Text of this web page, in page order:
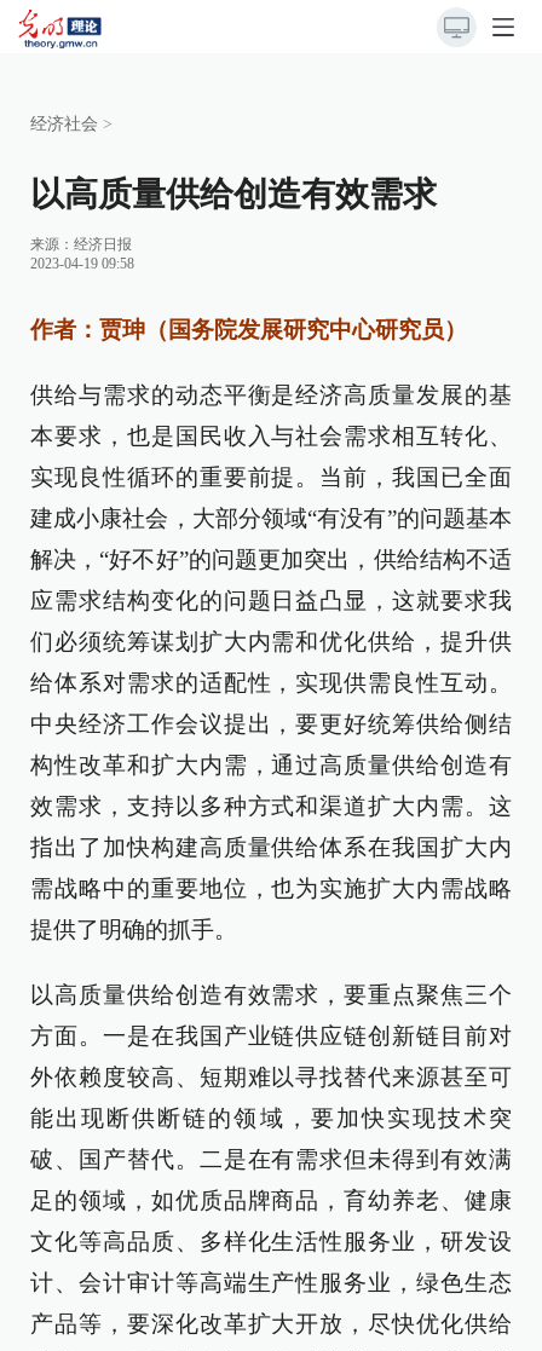
经济社会 >
以高质量供给创造有效需求
来源： 经济日报
2023-04-19 09:58
作者：贾珅（国务院发展研究中心研究员）
供给与需求的动态平衡是经济高质量发展的基
本要求，也是国民收入与社会需求相互转化、
实现良性循环的重要前提。当前，我国已全面
建成小康社会，大部分领域“有没有”的问题基本
解决，“好不好”的问题更加突出，供给结构不适
应需求结构变化的问题日益凸显，这就要求我
们必须统筹谋划扩大内需和优化供给，提升供
给体系对需求的适配性，实现供需良性互动。
中央经济工作会议提出，要更好统筹供给侧结
构性改革和扩大内需，通过高质量供给创造有
效需求，支持以多种方式和渠道扩大内需。这
指出了加快构建高质量供给体系在我国扩大内
需战略中的重要地位，也为实施扩大内需战略
提供了明确的抓手。
以高质量供给创造有效需求，要重点聚焦三个
方面。一是在我国产业链供应链创新链目前对
外依赖度较高、短期难以寻找替代来源甚至可
能出现断供断链的领域，要加快实现技术突
破、国产替代。二是在有需求但未得到有效满
足的领域，如优质品牌商品，育幼养老、健康
文化等高品质、多样化生活性服务业，研发设
计、会计审计等高端生产性服务业，绿色生态
产品等，要深化改革扩大开放，尽快优化供给